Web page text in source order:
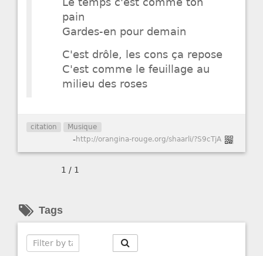
Le temps c'est comme ton
pain
Gardes-en pour demain
C'est drôle, les cons ça repose
C'est comme le feuillage au
milieu des roses
citation Musique
-http://orangina-rouge.org/shaarli/?S9cTjA
1 / 1
Tags